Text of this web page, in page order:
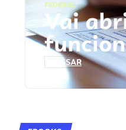
FEDERAL
Vai
ACESSAR